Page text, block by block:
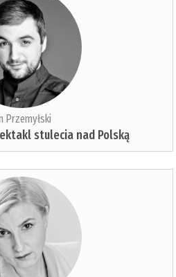
Przemyłski
stulecia nad Polską